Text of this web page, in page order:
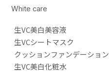
White care
生VC美白美容液
生VCシートマスク
クッションファンデーション
生VC美白化粧水